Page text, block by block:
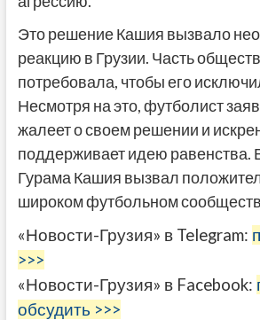
Это решение Кашия вызвало
реакцию в Грузии. Часть
потребовала, чтобы его
Несмотря на это, футболист
жалеет о своем решении и
поддерживает идею равенства.
Гурама Кашия вызвал
широком футбольном
«Новости-Грузия» в Telegram:
>>>
«Новости-Грузия» в Facebook:
обсудить >>>